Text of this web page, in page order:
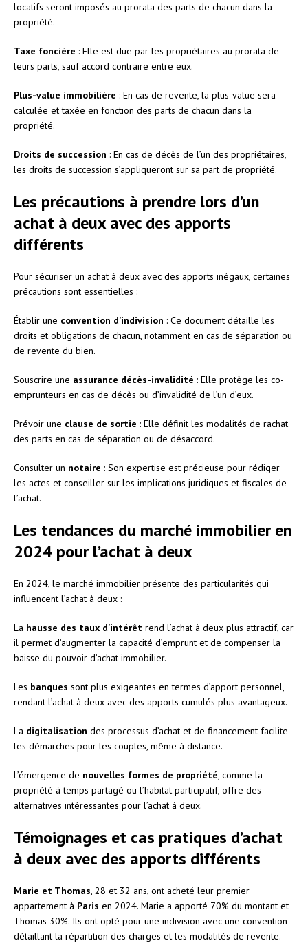
locatifs seront imposés au prorata des parts de chacun dans la
propriété.
Taxe foncière : Elle est due par les propriétaires au prorata de
leurs parts, sauf accord contraire entre eux.
Plus-value immobilière : En cas de revente, la plus-value sera
calculée et taxée en fonction des parts de chacun dans la
propriété.
Droits de succession : En cas de décès de l’un des propriétaires,
les droits de succession s’appliqueront sur sa part de propriété.
Les précautions à prendre lors d’un
achat à deux avec des apports
différents
Pour sécuriser un achat à deux avec des apports inégaux, certaines
précautions sont essentielles :
Établir une convention d’indivision : Ce document détaille les
droits et obligations de chacun, notamment en cas de séparation ou
de revente du bien.
Souscrire une assurance décès-invalidité : Elle protège les co-
emprunteurs en cas de décès ou d’invalidité de l’un d’eux.
Prévoir une clause de sortie : Elle définit les modalités de rachat
des parts en cas de séparation ou de désaccord.
Consulter un notaire : Son expertise est précieuse pour rédiger
les actes et conseiller sur les implications juridiques et fiscales de
l’achat.
Les tendances du marché immobilier en
2024 pour l’achat à deux
En 2024, le marché immobilier présente des particularités qui
influencent l’achat à deux :
La hausse des taux d’intérêt rend l’achat à deux plus attractif, car
il permet d’augmenter la capacité d’emprunt et de compenser la
baisse du pouvoir d’achat immobilier.
Les banques sont plus exigeantes en termes d’apport personnel,
rendant l’achat à deux avec des apports cumulés plus avantageux.
La digitalisation des processus d’achat et de financement facilite
les démarches pour les couples, même à distance.
L’émergence de nouvelles formes de propriété , comme la
propriété à temps partagé ou l’habitat participatif, offre des
alternatives intéressantes pour l’achat à deux.
Témoignages et cas pratiques d’achat
à deux avec des apports différents
Marie et Thomas , 28 et 32 ans, ont acheté leur premier
appartement à Paris en 2024. Marie a apporté 70% du montant et
Thomas 30%. Ils ont opté pour une indivision avec une convention
détaillant la répartition des charges et les modalités de revente.